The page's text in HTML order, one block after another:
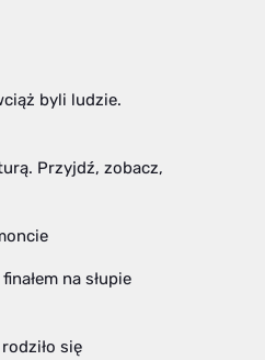
byli ludzie.
Przyjdź, zobacz,
na słupie
się